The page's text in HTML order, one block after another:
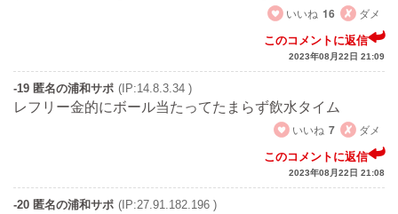
いいね 16 ダメ
このコメントに返信
2023年08月22日 21:09
-19 匿名の浦和サポ (IP:14.8.3.34 )
レフリー金的にボール当たってたまらず飲水タイム
いいね 7 ダメ
このコメントに返信
2023年08月22日 21:08
-20 匿名の浦和サポ (IP:27.91.182.196 )